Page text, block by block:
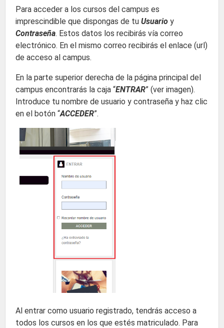
Para acceder a los cursos del campus es
imprescindible que dispongas de tu Usuario y
Contraseña. Estos datos los recibirás vía correo
electrónico. En el mismo correo recibirás el enlace (url)
de acceso al campus.
En la parte superior derecha de la página principal del
campus encontrarás la caja “ENTRAR” (ver imagen).
Introduce tu nombre de usuario y contraseña y haz clic
en el botón “ACCEDER”.
Al entrar como usuario registrado, tendrás acceso a
todos los cursos en los que estés matriculado. Para